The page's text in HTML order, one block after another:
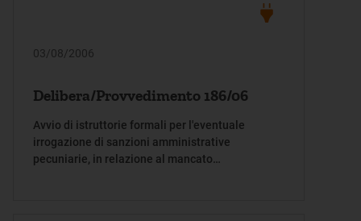
03/08/2006
Delibera/Provvedimento 186/06
Avvio di istruttorie formali per l'eventuale
irrogazione di sanzioni amministrative
pecuniarie, in relazione al mancato